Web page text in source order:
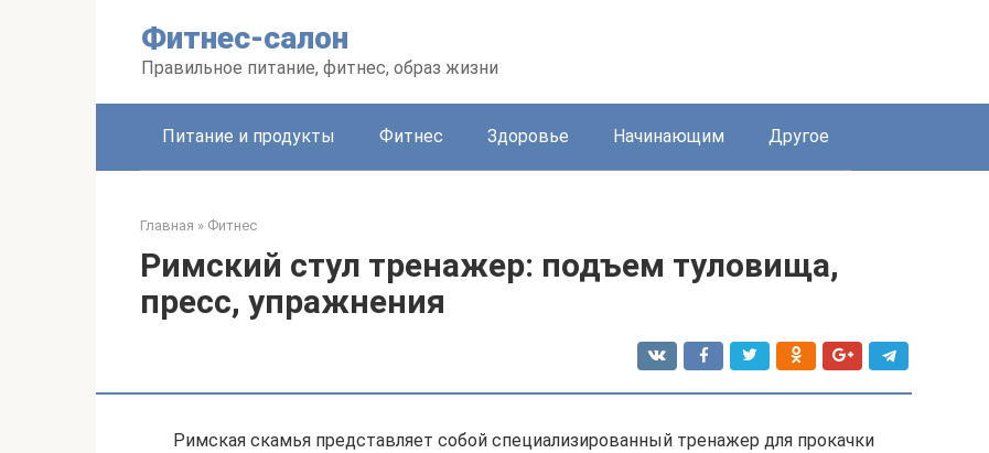
Фитнес-салон
Правильное питание, фитнес, образ жизни
Питание и продукты Фитнес Здоровье Начинающим Другое
Главная » Фитнес
Римский стул тренажер: подъем туловища,
пресс, упражнения
Римская скамья представляет собой специализированный тренажер для прокачки